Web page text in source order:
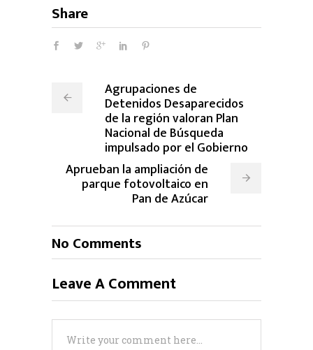
Share
Agrupaciones de
Detenidos Desaparecidos
de la región valoran Plan
Nacional de Búsqueda
impulsado por el Gobierno
Aprueban la ampliación de
parque fotovoltaico en
Pan de Azúcar
No Comments
Leave A Comment